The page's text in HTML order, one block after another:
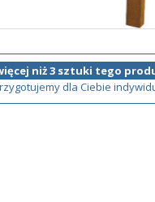
niż 3 sztuki tego
dla Ciebie